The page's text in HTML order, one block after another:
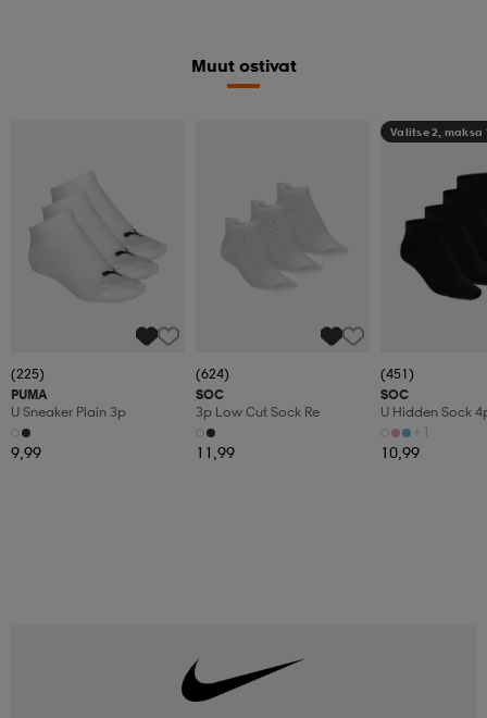
Muut ostivat
(225)
PUMA
U Sneaker Plain 3p
9,99
(624)
SOC
3p Low Cut Sock Re
11,99
Valitse 2, maksa
(451)
SOC
U Hidden Sock
+1
10,99